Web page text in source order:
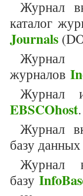
Журнал
каталог
Journals
Журнал
журналов
Журнал
EBSCOhost.
Журнал
базу
Журнал
базу